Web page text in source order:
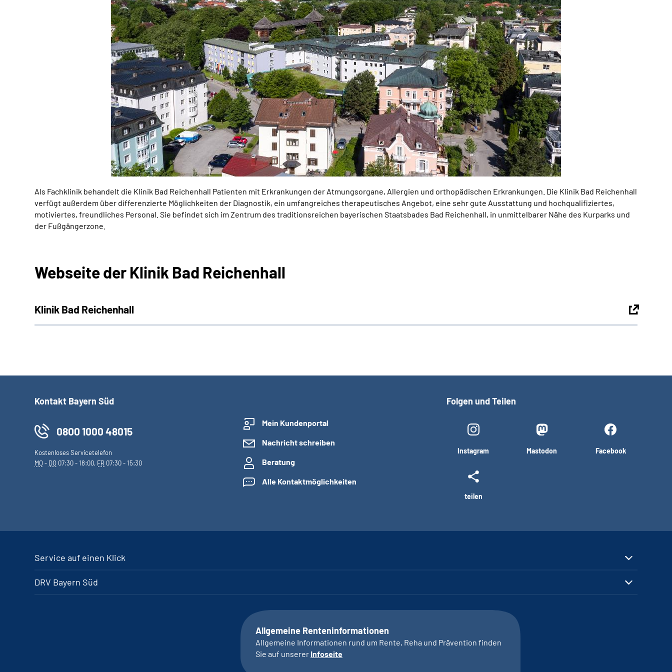
Als Fachklinik behandelt die Klinik Bad Reichenhall Patienten mit Erkrankungen der Atmungsorgane, Allergien und orthopädischen Erkrankungen. Die Klinik Bad Reichenhall
verfügt außerdem über differenzierte Möglichkeiten der Diagnostik, ein umfangreiches therapeutisches Angebot, eine sehr gute Ausstattung und hochqualifiziertes,
motiviertes, freundliches Personal. Sie befindet sich im Zentrum des traditionsreichen bayerischen Staatsbades Bad Reichenhall, in unmittelbarer Nähe des Kurparks und
der Fußgängerzone.
Webseite der Klinik Bad Reichenhall
Klinik Bad Reichenhall
Kontakt Bayern Süd
0800 1000 48015
Kostenloses Servicetelefon
MO- DO 07:30 - 18:00, FR 07:30 - 15:30
Mein Kundenportal
Nachricht schreiben
Beratung
Alle Kontaktmöglichkeiten
Folgen und Teilen
Instagram Mastodon Facebook
teilen
Service auf einen Klick
DRV Bayern Süd
Allgemeine Renteninformationen
Allgemeine Informationen rund um Rente, Reha und Prävention finden
Sie auf unserer Infoseite